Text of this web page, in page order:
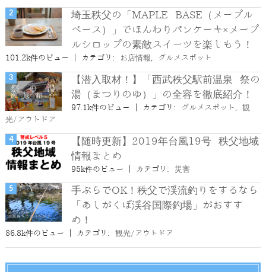
埼玉秩父の「MAPLE BASE（メープル
ベース）」でほんわりパンケーキ×メープ
ルシロップの素敵スイーツを楽しもう！
101.2k件のビュー カテゴリ: お店情報, グルメスポット
【潜入取材！】「西武秩父駅前温泉 祭の
湯（まつりのゆ）」の全容を徹底紹介！
97.1k件のビュー カテゴリ: グルメスポット , 観
光/アウトドア
【随時更新】2019年台風19号 秩父地域
情報まとめ
95k件のビュー カテゴリ: 災害
手ぶらでOK！秩父で渓流釣りをするなら
「あしがくぼ渓谷国際釣場」がおすす
め！
86.8k件のビュー カテゴリ: 観光/アウトドア